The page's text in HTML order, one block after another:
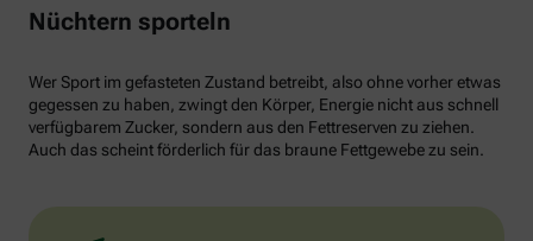
Nüchtern sporteln
Wer Sport im gefasteten Zustand betreibt, also ohne vorher etwas
gegessen zu haben, zwingt den Körper, Energie nicht aus schnell
verfügbarem Zucker, sondern aus den Fettreserven zu ziehen.
Auch das scheint förderlich für das braune Fettgewebe zu sein.